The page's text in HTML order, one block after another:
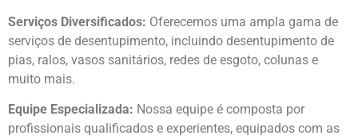
Serviços Diversificados: Oferecemos uma ampla gama de
serviços de desentupimento, incluindo desentupimento de
pias, ralos, vasos sanitários, redes de esgoto, colunas e
muito mais.
Equipe Especializada: Nossa equipe é composta por
profissionais qualificados e experientes, equipados com as